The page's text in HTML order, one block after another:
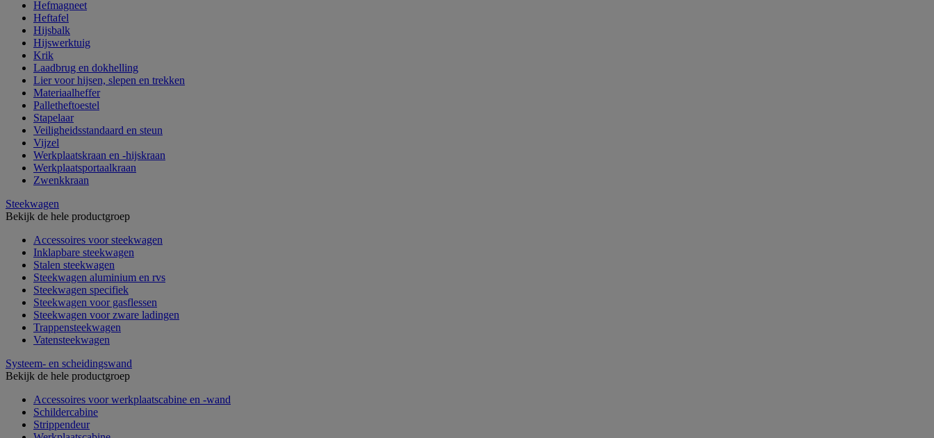
Hefmagneet
Heftafel
Hijsbalk
Hijswerktuig
Krik
Laadbrug en dokhelling
Lier voor hijsen, slepen en trekken
Materiaalheffer
Palletheftoestel
Stapelaar
Veiligheidsstandaard en steun
Vijzel
Werkplaatskraan en -hijskraan
Werkplaatsportaalkraan
Zwenkkraan
Steekwagen
Bekijk de hele productgroep
Accessoires voor steekwagen
Inklapbare steekwagen
Stalen steekwagen
Steekwagen aluminium en rvs
Steekwagen specifiek
Steekwagen voor gasflessen
Steekwagen voor zware ladingen
Trappensteekwagen
Vatensteekwagen
Systeem- en scheidingswand
Bekijk de hele productgroep
Accessoires voor werkplaatscabine en -wand
Schildercabine
Strippendeur